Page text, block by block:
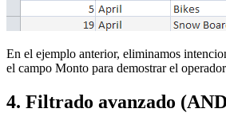
En el ejemplo anterior, eliminamos
el campo Monto para demostrar el
4. Filtrado avanzado